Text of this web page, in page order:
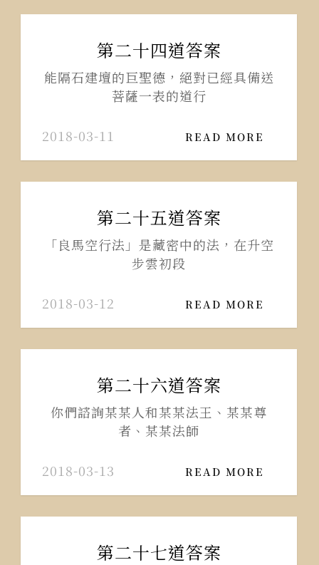
第二十四道答案
能隔石建壇的巨聖德，絕對已經具備送
菩薩一表的道行
2018-03-11 READ MORE
第二十五道答案
「良馬空行法」是藏密中的法，在升空
步雲初段
2018-03-12 READ MORE
第二十六道答案
你們諮詢某某人和某某法王、某某尊
者、某某法師
2018-03-13 READ MORE
第二十七道答案